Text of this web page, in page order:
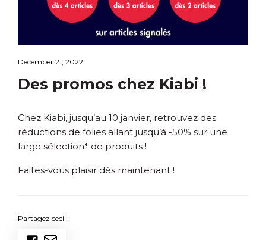
December 21, 2022
Des promos chez Kiabi !
Chez Kiabi, jusqu’au 10 janvier, retrouvez des
réductions de folies allant jusqu’à -50% sur une
large sélection* de produits !
Faites-vous plaisir dès maintenant !
Partagez ceci :